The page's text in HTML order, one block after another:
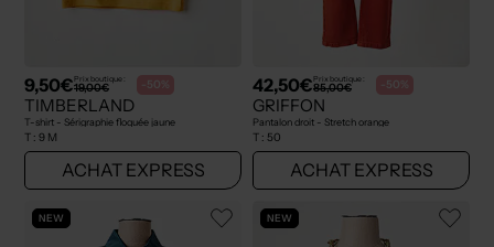
9,50€Prix boutique :
19,00€ -50%
TIMBERLAND
T-shirt - Sérigraphie floquée jaune
T : 9 M
ACHAT EXPRESS
42,50€Prix boutique :
85,00€ -50%
GRIFFON
Pantalon droit - Stretch orange
T : 50
ACHAT EXPRESS
NEW NEW